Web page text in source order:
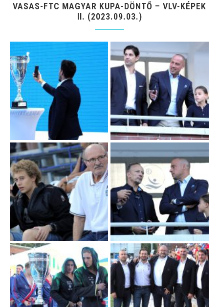
VASAS-FTC MAGYAR KUPA-DÖNTŐ – VLV-KÉPEK
II. (2023.09.03.)